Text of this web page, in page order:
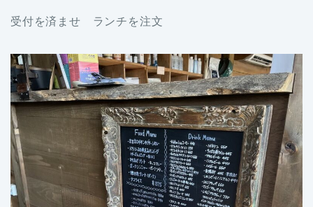
受付を済ませ ランチを注文